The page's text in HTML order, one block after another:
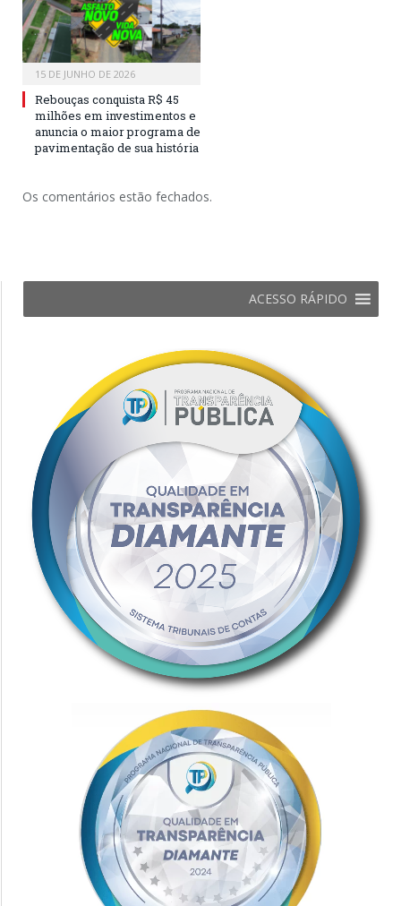
15 DE JUNHO DE 2026
Rebouças conquista R$ 45
milhões em investimentos e
anuncia o maior programa de
pavimentação de sua história
Os comentários estão fechados.
ACESSO RÁPIDO